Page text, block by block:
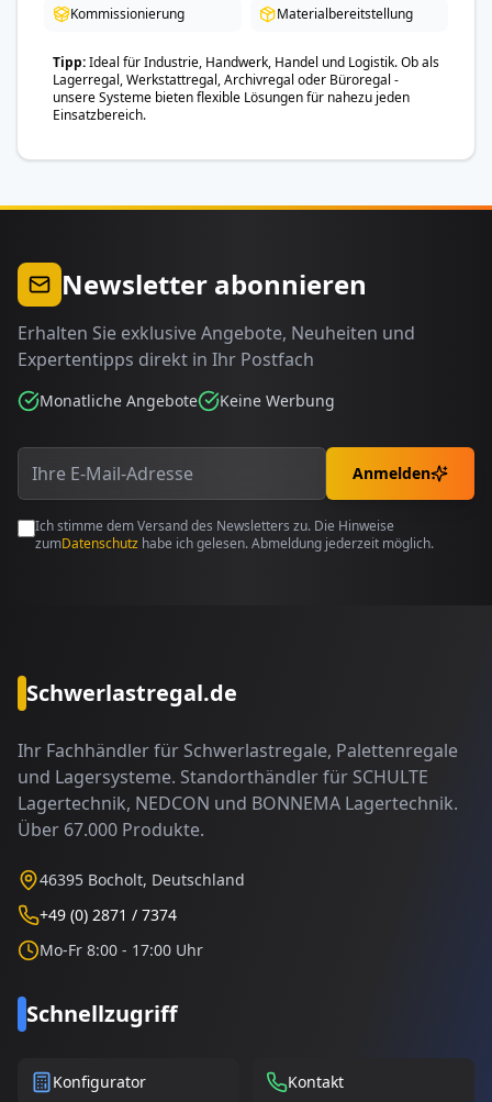
Kommissionierung Materialbereitstellung
Tipp Ideal für Industrie, Handwerk, Handel und Logistik. Ob als
Lagerregal, Werkstattregal, Archivregal oder Büroregal -
unsere Systeme bieten flexible Lösungen für nahezu jeden
Einsatzbereich.
Newsletter abonnieren
Erhalten Sie exklusive Angebote, Neuheiten und
Expertentipps direkt in Ihr Postfach
Monatliche Angebote Keine Werbung
Anmelden
Ich stimme dem Versand des Newsletters zu. Die Hinweise
zumDatenschutz habe ich gelesen. Abmeldung jederzeit möglich.
Schwerlastregal.de
Ihr Fachhändler für Schwerlastregale, Palettenregale
und Lagersysteme. Standorthändler für SCHULTE
Lagertechnik, NEDCON und BONNEMA Lagertechnik.
Über 67.000 Produkte.
46395 Bocholt, Deutschland
+49 (0) 2871 / 7374
Mo-Fr 8:00 - 17:00 Uhr
Schnellzugriff
Konfigurator Kontakt